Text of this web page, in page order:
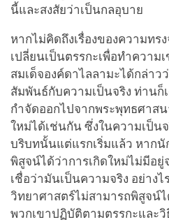
นี้และสงสัยว่าเป็นกลอุบาย
หากไม่คิดถึงเรื่องของความทร
เปลี่ยนเป็นตรรกะเพื่อทำความ
สมเด็จองค์ดาไลลามะได้กล่าว
สัมพันธ์กับความเป็นจริง ท่านก็
กำจัดออกไปจากพระพุทธศาส
ใหม่ได้เช่นกัน ซึ่งในความเป็น
บริบทนั้นแต่แรกเริ่มแล้ว หากนั
พิสูจน์ได้ว่าการเกิดใหม่ไม่มีอยู่
เชื่อว่ามันเป็นความจริง อย่าง
วิทยาศาสตร์ไม่สามารถพิสูจน์ไ
พวกเขาปฏิบัติตามตรรกะและ